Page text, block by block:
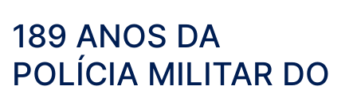
189 ANOS DA
POLÍCIA MILITAR DO